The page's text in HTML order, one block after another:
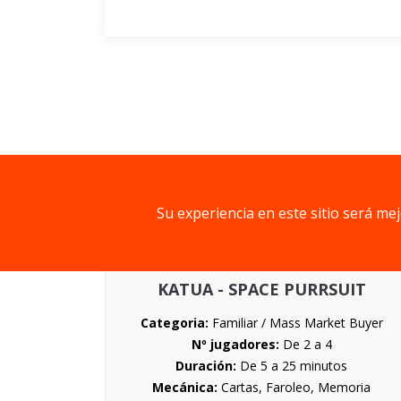
KATUA - SPACE PURRSUIT
Categoria: Familiar / Mass Market Buyer
Nº jugadores: De 2 a 4
Duración: De 5 a 25 minutos
Mecánica: Cartas, Faroleo, Memoria
Su experiencia en este sitio será